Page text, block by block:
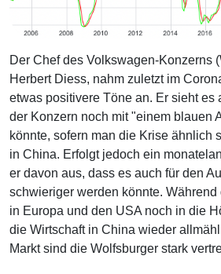
Der Chef des Volkswagen-Konzerns
Herbert Diess, nahm zuletzt im
etwas positivere Töne an. Er sieht es
der Konzern noch mit "einem blauen
könnte, sofern man die Krise ähnlich
in China. Erfolgt jedoch ein
er davon aus, dass es auch für den
schwieriger werden könnte.
in Europa und den USA noch in die
die Wirtschaft in China wieder
Markt sind die Wolfsburger stark